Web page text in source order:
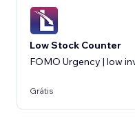
Low Stock Counter
FOMO Urgency | low
Grátis